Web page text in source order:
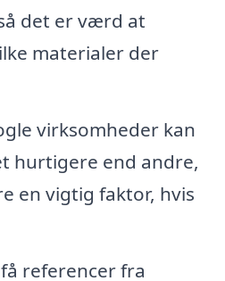
det er værd at
materialer der
virksomheder kan
hurtigere end andre,
en vigtig faktor, hvis
referencer fra